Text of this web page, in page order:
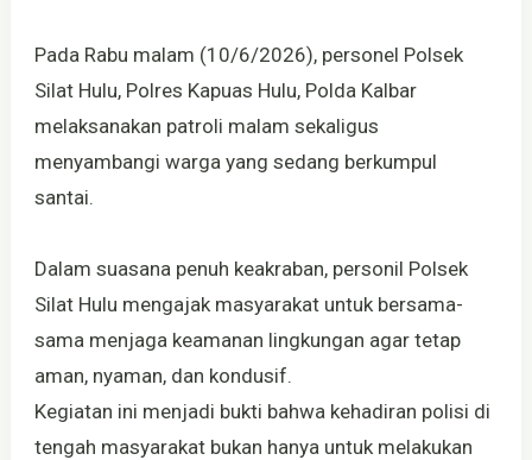
Pada Rabu malam (10/6/2026), personel Polsek
Silat Hulu, Polres Kapuas Hulu, Polda Kalbar
melaksanakan patroli malam sekaligus
menyambangi warga yang sedang berkumpul
santai.
Dalam suasana penuh keakraban, personil Polsek
Silat Hulu mengajak masyarakat untuk bersama-
sama menjaga keamanan lingkungan agar tetap
aman, nyaman, dan kondusif.
Kegiatan ini menjadi bukti bahwa kehadiran polisi di
tengah masyarakat bukan hanya untuk melakukan